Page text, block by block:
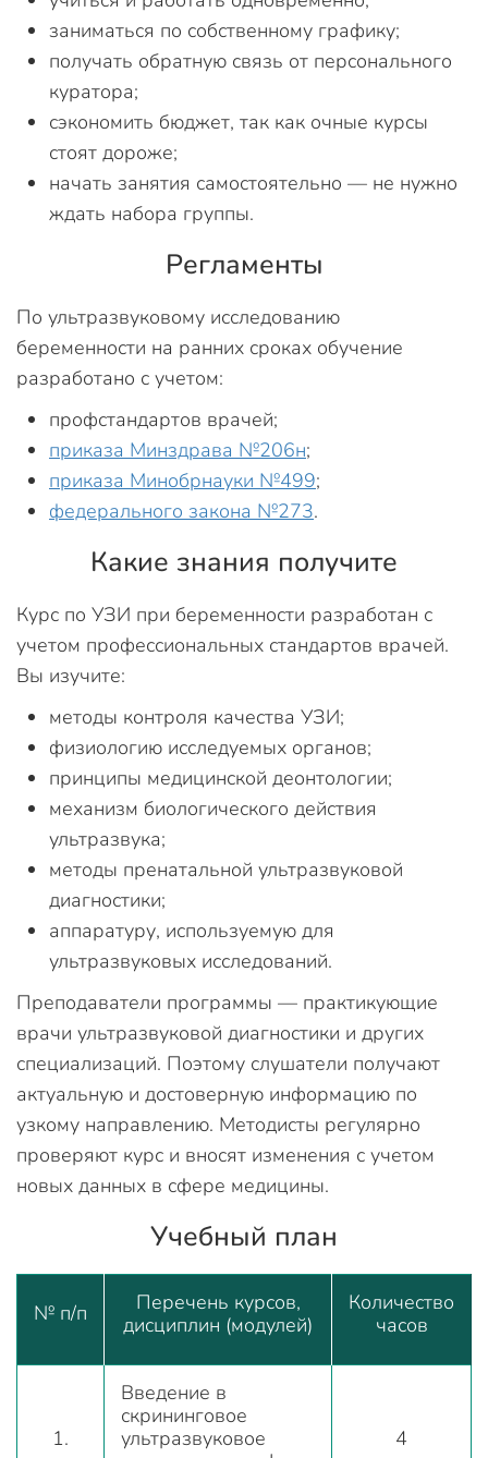
заниматься по собственному графику;
получать обратную связь от персонального
куратора;
сэкономить бюджет, так как очные курсы
стоят дороже;
начать занятия самостоятельно — не нужно
ждать набора группы.
Регламенты
По ультразвуковому исследованию
беременности на ранних сроках обучение
разработано с учетом:
профстандартов врачей;
приказа Минздрава №206н;
приказа Минобрнауки №499;
федерального закона №273.
Какие знания получите
Курс по УЗИ при беременности разработан с
учетом профессиональных стандартов врачей.
Вы изучите:
методы контроля качества УЗИ;
физиологию исследуемых органов;
принципы медицинской деонтологии;
механизм биологического действия
ультразвука;
методы пренатальной ультразвуковой
диагностики;
аппаратуру, используемую для
ультразвуковых исследований.
Преподаватели программы — практикующие
врачи ультразвуковой диагностики и других
специализаций. Поэтому слушатели получают
актуальную и достоверную информацию по
узкому направлению. Методисты регулярно
проверяют курс и вносят изменения с учетом
новых данных в сфере медицины.
Учебный план
№ п/п
Перечень курсов,
дисциплин (модулей)
Количество
часов
1.
Введение в
скрининговое
ультразвуковое
4